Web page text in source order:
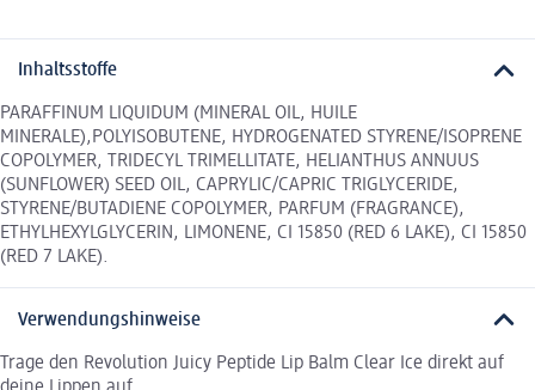
Inhaltsstoffe
PARAFFINUM LIQUIDUM (MINERAL OIL, HUILE
MINERALE),POLYISOBUTENE, HYDROGENATED STYRENE/ISOPRENE
COPOLYMER, TRIDECYL TRIMELLITATE, HELIANTHUS ANNUUS
(SUNFLOWER) SEED OIL, CAPRYLIC/CAPRIC TRIGLYCERIDE,
STYRENE/BUTADIENE COPOLYMER, PARFUM (FRAGRANCE),
ETHYLHEXYLGLYCERIN, LIMONENE, CI 15850 (RED 6 LAKE), CI 15850
(RED 7 LAKE).
Verwendungshinweise
Trage den Revolution Juicy Peptide Lip Balm Clear Ice direkt auf